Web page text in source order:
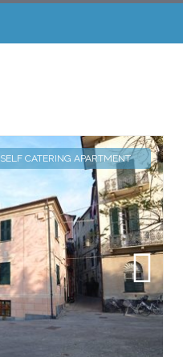
SELF CATERING APARTMENT